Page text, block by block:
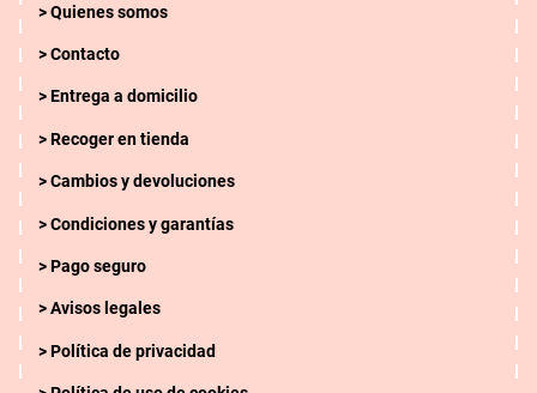
Quienes somos
Contacto
Entrega a domicilio
Recoger en tienda
Cambios y devoluciones
Condiciones y garantías
Pago seguro
Avisos legales
Política de privacidad